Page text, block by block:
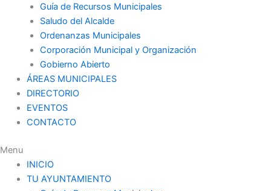
Guía de Recursos Municipales
Saludo del Alcalde
Ordenanzas Municipales
Corporación Municipal y Organización
Gobierno Abierto
ÁREAS MUNICIPALES
DIRECTORIO
EVENTOS
CONTACTO
Menu
INICIO
TU AYUNTAMIENTO